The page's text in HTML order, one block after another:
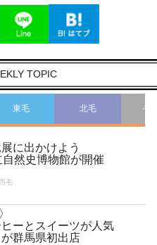
TOPIC
東毛 北毛 そ
に出かけよう
然史博物館が開催
毛
ーとスイーツが人気
が群馬県初出店